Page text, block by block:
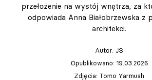
przełożenie na wystój wnętrza, za
odpowiada Anna Białobrzewska z
architekci.
Autor: JS
Opublikowano: 19.03.2026
Zdjęcia: Tomo Yarmush